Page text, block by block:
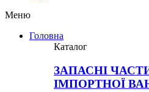
Меню
Головна
Каталог
ЗАПАСНІ
ІМПОРТНОЇ